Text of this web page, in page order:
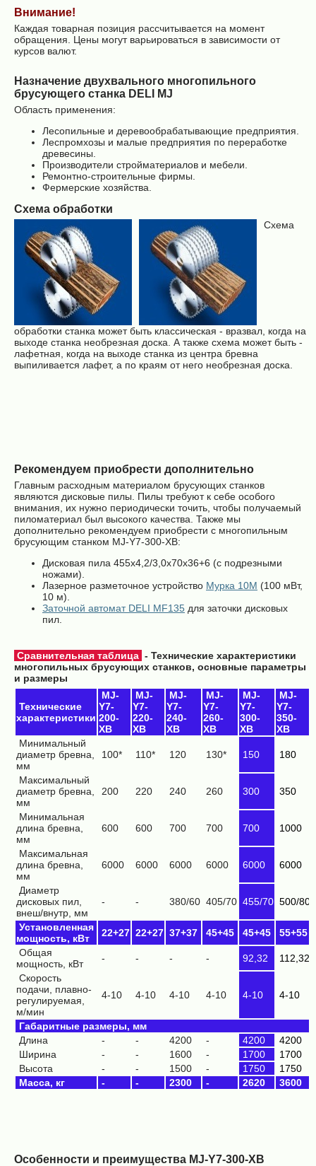
Внимание!
Каждая товарная позиция рассчитывается на момент
обращения. Цены могут варьироваться в зависимости от
курсов валют.
Назначение двухвального многопильного
брусующего станка DELI MJ
Область применения:
Лесопильные и деревообрабатывающие предприятия.
Леспромхозы и малые предприятия по переработке
древесины.
Производители стройматериалов и мебели.
Ремонтно-строительные фирмы.
Фермерские хозяйства.
Схема обработки
Схема
обработки станка может быть классическая - вразвал, когда на
выходе станка необрезная доска. А также схема может быть -
лафетная, когда на выходе станка из центра бревна
выпиливается лафет, а по краям от него необрезная доска.
Рекомендуем приобрести дополнительно
Главным расходным материалом брусующих станков
являются дисковые пилы. Пилы требуют к себе особого
внимания, их нужно периодически точить, чтобы получаемый
пиломатериал был высокого качества. Также мы
дополнительно рекомендуем приобрести с многопильным
брусующим станком MJ-Y7-300-XB:
Дисковая пила 455x4,2/3,0x70x36+6 (с подрезными
ножами).
Лазерное разметочное устройство Мурка 10М (100 мВт,
10 м).
Заточной автомат DELI MF135 для заточки дисковых
пил.
Сравнительная таблица - Технические характеристики
многопильных брусующих станков, основные параметры
и размеры
Технические
характеристики
MJ-
Y7-
200-
XB
MJ-
Y7-
220-
XB
MJ-
Y7-
240-
XB
MJ-
Y7-
260-
XB
MJ-
Y7-
300-
XB
MJ-
Y7-
350-
XB
Минимальный
диаметр бревна,
мм
100* 110* 120 130* 150 180
Максимальный
диаметр бревна,
мм
200 220 240 260 300 350
Минимальная
длина бревна,
мм
600 600 700 700 700 1000
Максимальная
длина бревна,
мм
6000 6000 6000 6000 6000 6000
Диаметр
дисковых пил,
внеш/внутр, мм
- - 380/60 405/70 455/70 500/80
Установленная
мощность, кВт 22+27 22+27 37+37 45+45 45+45 55+55
Общая
мощность, кВт
- - - - 92,32 112,32
Скорость
подачи, плавно-
регулируемая,
м/мин
4-10 4-10 4-10 4-10 4-10 4-10
Габаритные размеры, мм
Длина
- - 4200 - 4200 4200
Ширина
- - 1600 - 1700 1700
Высота
- - 1500 - 1750 1750
Масса, кг - - 2300 - 2620 3600
Особенности и преимущества MJ-Y7-300-XB